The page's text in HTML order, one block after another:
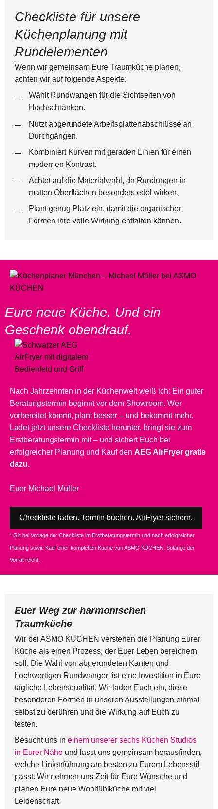
Checkliste für unsere
Küchenplanung mit
Rundelementen
Wenn wir gemeinsam Eure Traumküche planen,
achten wir auf folgende Aspekte:
Wählt Rundwangen für die Sichtseiten von
Hochschränken.
Nutzt abgerundete Arbeitsplattenabschlüsse an
Durchgängen.
Kombiniert Kurven mit geraden Linien für einen
modernen Kontrast.
Achtet auf die Materialwahl, da Rundungen in
matten Oberflächen besonders edel wirken.
Plant genug Platz ein, damit die organischen
Formen ihre volle Wirkung entfalten können.
Eure neue Küche. Und ein
Geschenk obendrauf.
Nach Jahrzehnten in der Küchenwelt weiß ich: Ein guter
Beratungstermin beginnt vor dem Showroom. Wer
vorbereitet kommt, plant besser – und bekommt mehr.
Ladet jetzt unsere Checkliste herunter, bringt sie zum
Erstberatungstermin mit – und sichert Euch bei
erfolgreicher Planung und Kauf den AEG AirFryer gratis
dazu.
Euer Michael Müller
Checkliste laden. Termin buchen. AirFryer sichern.
* Gilt bei Vorlage der Checkliste im Erstberatungstermin und nach erfolgreicher
Planung sowie Kauf einer kompletten Küche von ASMO KÜCHEN. Solange der
Vorrat reicht.
Euer Weg zur harmonischen
Traumküche
Wir bei ASMO KÜCHEN verstehen die Planung Eurer
Küche als einen Prozess, der Euer Leben bereichern
soll. Die Wahl von abgerundeten Kanten und
hochwertigen Rundwangen ist eine Investition in Eure
tägliche Lebensqualität. Wir laden Euch ein, diese
besonderen Formen in unseren Ausstellungen einmal
selbst zu berühren und die Wirkung auf Euch zu
testen.
Besucht uns in einem unserer sechs Küchen Studios
in Eurer Nähe und lasst uns gemeinsam herausfinden,
welche Linienführung am besten zu Eurem Lebensstil
passt. Wir nehmen uns Zeit für Eure Wünsche und
planen Eure neue Wohlfühlküche mit viel
Leidenschaft.